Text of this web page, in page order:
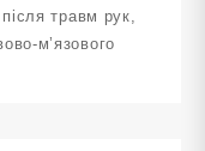
травм рук,
м’язового